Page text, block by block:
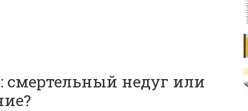
недуг или